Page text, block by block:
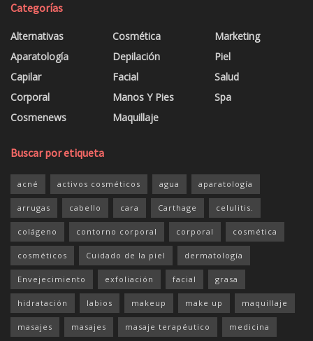
Categorías
Alternativas
Aparatología
Capilar
Corporal
Cosmenews
Cosmética
Depilación
Facial
Manos Y Pies
Maquillaje
Marketing
Piel
Salud
Spa
Buscar por etiqueta
acné activos cosméticos agua aparatología
arrugas cabello cara Carthage celulitis.
colágeno contorno corporal corporal cosmética
cosméticos Cuidado de la piel dermatología
Envejecimiento exfoliación facial grasa
hidratación labios makeup make up maquillaje
masajes masajes masaje terapéutico medicina